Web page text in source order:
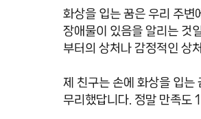
화상을 입는 꿈은 우리 주변
장애물이 있음을 알리는 것
부터의 상처나 감정적인 상
제 친구는 손에 화상을 입는
무리했답니다. 정말 만족도